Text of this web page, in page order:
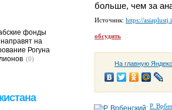
больше, чем за
Источник: https://
обсудить
На главную
Р.
фонды
на
Рогуна
(0)